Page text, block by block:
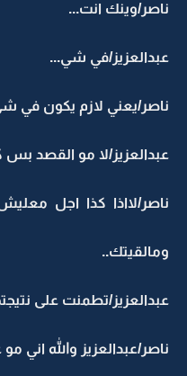
ناصر/وينك انت...
عبدالعزيز/في شي...
ناصر/يعني لازم يكون
عبدالعزيز/لا مو القصد
ناصر/لااذا كذا اجل
ومالقيتك..
عبدالعزيز/تطمنت على
ناصر/عبدالعزيز والله اني